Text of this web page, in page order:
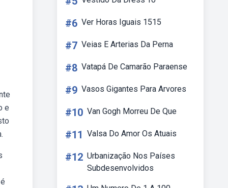
e
#6 Ver Horas Iguais 1515
#7 Veias E Arterias Da Perna
#8 Vatapá De Camarão Paraense
#9 Vasos Gigantes Para Arvores
#10 Van Gogh Morreu De Que
#11 Valsa Do Amor Os Atuais
#12 Urbanização Nos Países
Subdesenvolvidos